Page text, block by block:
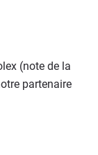
(note de la
partenaire